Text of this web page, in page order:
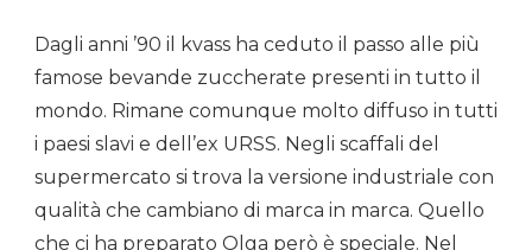
Dagli anni ’90 il kvass ha ceduto il passo alle più
famose bevande zuccherate presenti in tutto il
mondo. Rimane comunque molto diffuso in tutti
i paesi slavi e dell’ex URSS. Negli scaffali del
supermercato si trova la versione industriale con
qualità che cambiano di marca in marca. Quello
che ci ha preparato Olga però è speciale. Nel